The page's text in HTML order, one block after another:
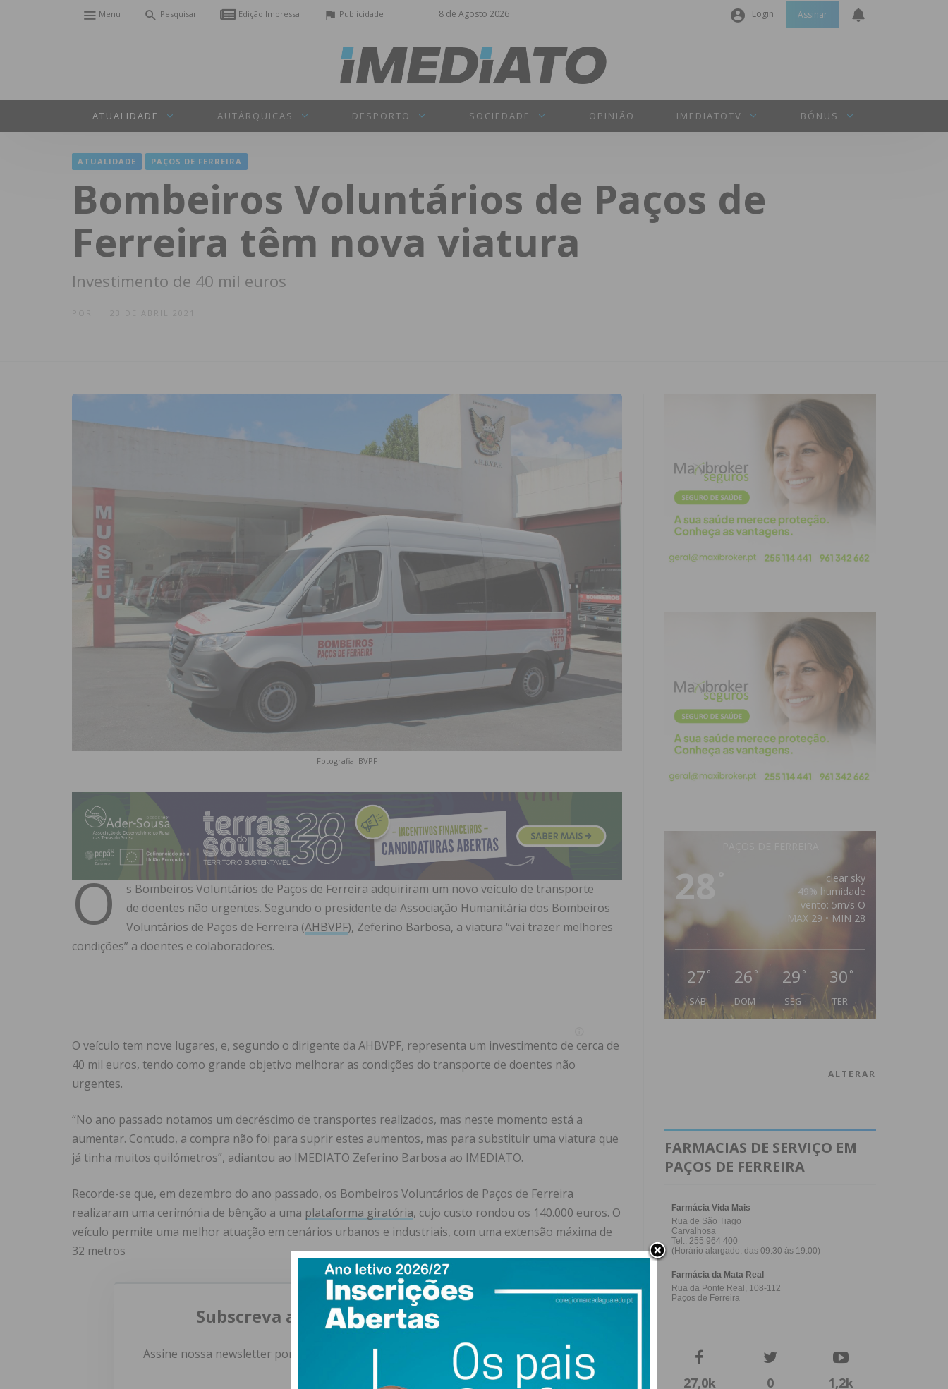
8 de Agosto 2026
Menu Pesquisar Edição Impressa Publicidade Login
Senha
INICIAR SESSÃO
Assinar
ATUALIDADE AUTÁRQUICAS DESPORTO SOCIEDADE OPINIÃO IMEDIATOTV BÓNUS
ATUALIDADE PAÇOS DE FERREIRA
Bombeiros Voluntários de Paços de
Ferreira têm nova viatura
Investimento de 40 mil euros
23 DE ABRIL 2021
Fotografia: BVPF
O
s Bombeiros Voluntários de Paços de Ferreira adquiriram um novo veículo de transporte
de doentes não urgentes. Segundo o presidente da Associação Humanitária dos Bombeiros
Voluntários de Paços de Ferreira (AHBVPF), Zeferino Barbosa, a viatura “vai trazer melhores
condições” a doentes e colaboradores.
O veículo tem nove lugares, e, segundo o dirigente da AHBVPF, representa um investimento de cerca de
40 mil euros, tendo como grande objetivo melhorar as condições do transporte de doentes não
urgentes.
“No ano passado notamos um decréscimo de transportes realizados, mas neste momento está a
aumentar. Contudo, a compra não foi para suprir estes aumentos, mas para substituir uma viatura que
já tinha muitos quilómetros”, adiantou ao IMEDIATO Zeferino Barbosa ao IMEDIATO.
Recorde-se que, em dezembro do ano passado, os Bombeiros Voluntários de Paços de Ferreira
realizaram uma cerimónia de bênção a uma plataforma giratória, cujo custo rondou os 140.000 euros. O
veículo permite uma melhor atuação em cenários urbanos e industriais, com uma extensão máxima de
32 metros
Subscreva a newsletter do Imediato
Assine nossa newsletter por e-mail e obtenha de forma regular a informação
28
clear sky
49% humidade
vento: 5m/s O
MAX 29 • MIN 28
27 °
SÁB
26 °
DOM
29 °
SEG
30 °
TER
ALTERAR
FARMACIAS DE SERVIÇO EM
PAÇOS DE FERREIRA
27,0k 0 1,2k